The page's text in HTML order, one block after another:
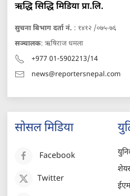
ऋद्धि सिद्धि मिडिया प्रा.लि.
सुचना बिभाग दर्ता नं. : १४१२ /०७५-७६
सञ्चालक: ऋषिराज धमला
+977 01-5902213/14
news@reportersnepal.com
सोसल मिडिया
Facebook
Twitter